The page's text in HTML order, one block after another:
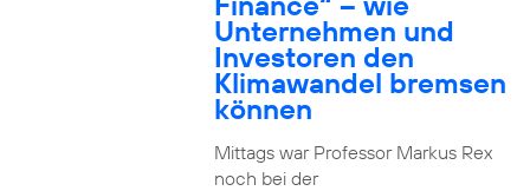
Unternehmen und
Investoren den
Klimawandel bremsen
können
Mittags war Professor Markus Rex
noch bei der